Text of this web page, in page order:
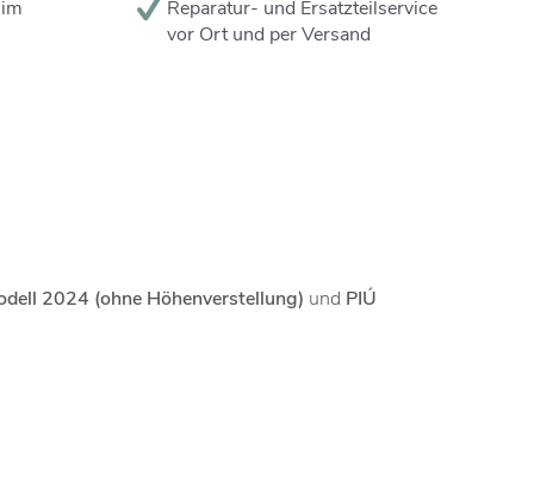
Reparatur- und Ersatzteilservice
vor Ort und per Versand
2024 (ohne Höhenverstellung) und PIÚ